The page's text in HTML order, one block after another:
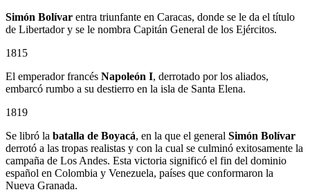
Simón Bolívar entra triunfante en Caracas, donde se le da el título
de Libertador y se le nombra Capitán General de los Ejércitos.
1815
El emperador francés Napoleón I, derrotado por los aliados,
embarcó rumbo a su destierro en la isla de Santa Elena.
1819
Se libró la batalla de Boyacá, en la que el general Simón Bolívar
derrotó a las tropas realistas y con la cual se culminó exitosamente la
campaña de Los Andes. Esta victoria significó el fin del dominio
español en Colombia y Venezuela, países que conformaron la
Nueva Granada.